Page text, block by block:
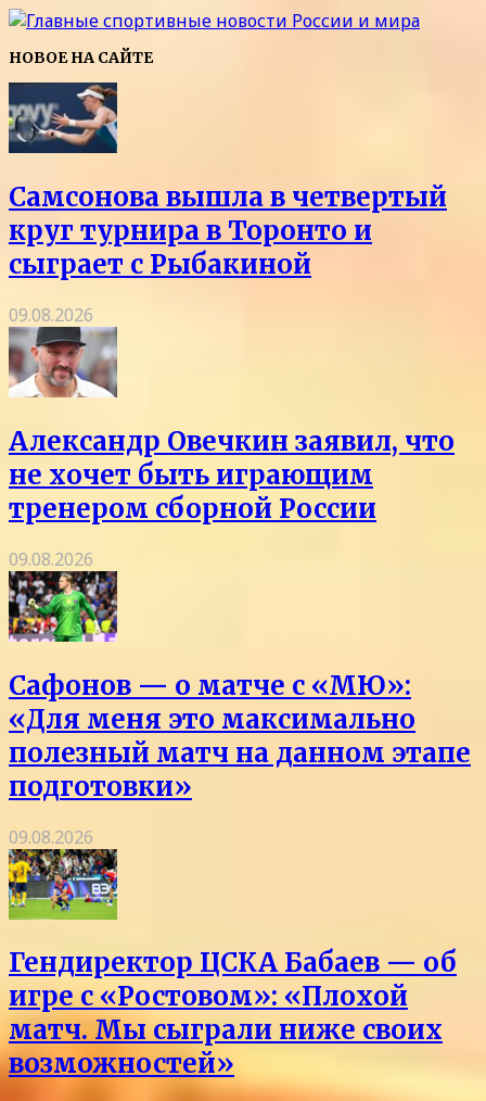
НОВОЕ НА САЙТЕ
Самсонова вышла в четвертый
круг турнира в Торонто и
сыграет с Рыбакиной
09.08.2026
Александр Овечкин заявил, что
не хочет быть играющим
тренером сборной России
09.08.2026
Сафонов — о матче с «МЮ»:
«Для меня это максимально
полезный матч на данном этапе
подготовки»
09.08.2026
Гендиректор ЦСКА Бабаев — об
игре с «Ростовом»: «Плохой
матч. Мы сыграли ниже своих
возможностей»